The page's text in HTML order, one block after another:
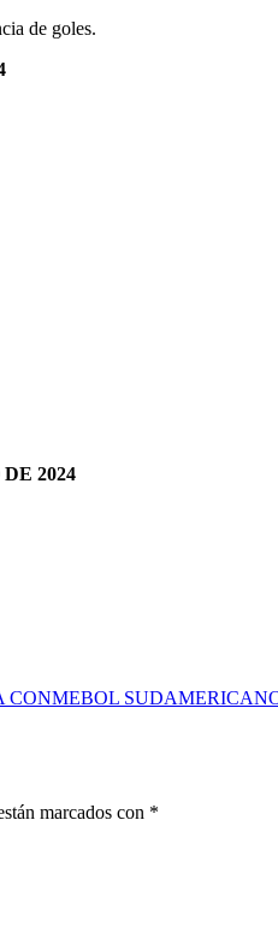
de goles.
2024
CONMEBOL
marcados con *